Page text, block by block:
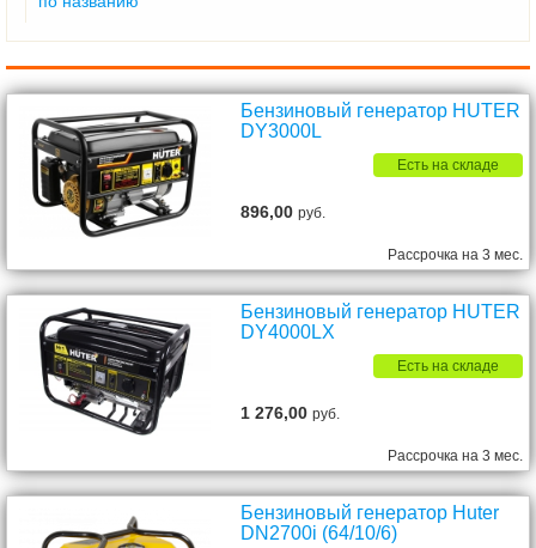
Бензиновый генератор HUTER
DY3000L
Есть на складе
896,00руб.
Рассрочка на 3 мес.
Бензиновый генератор HUTER
DY4000LX
Есть на складе
1 276,00руб.
Рассрочка на 3 мес.
Бензиновый генератор Huter
DN2700i (64/10/6)